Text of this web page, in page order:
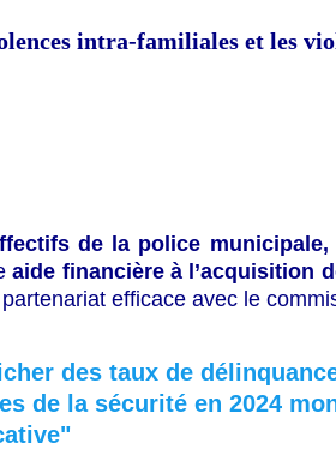
intra-familiales et les
de la police municipale,
aide financière à l’acquisition
efficace avec le
des taux de
de la sécurité en 2024